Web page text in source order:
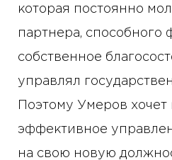
которая постоянно
партнера, способного
собственное
управлял
Поэтому Умеров хочет
эффективное
на свою новую